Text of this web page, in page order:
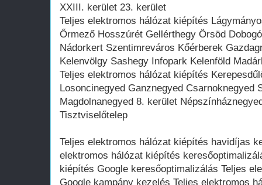
XXIII. kerület 23. kerület
Teljes elektromos hálózat kiépítés
Őrmező Hosszúrét Gellérthegy Örsöd
Nádorkert Szentimreváros Kőérberek
Kelenvölgy Sashegy Infopark Kelenföld
Teljes elektromos hálózat kiépítés
Losoncinegyed Ganznegyed Csarnoknegyed
Magdolnanegyed 8. kerület
Tisztviselőtelep
Teljes elektromos hálózat kiépítés havidíjas
elektromos hálózat kiépítés
kiépítés Google keresőoptimalizálás Teljes
Google kampány kezelés Teljes elektromos